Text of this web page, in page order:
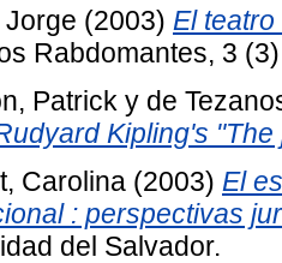
Jorge (2003) El
Rabdomantes, 3
Patrick y de
Kipling's "The
Carolina (2003) El
: perspectivas
del Salvador.